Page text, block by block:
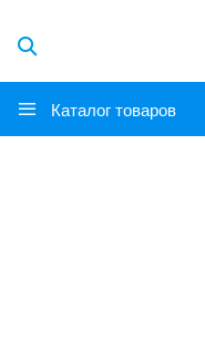
Каталог товаров